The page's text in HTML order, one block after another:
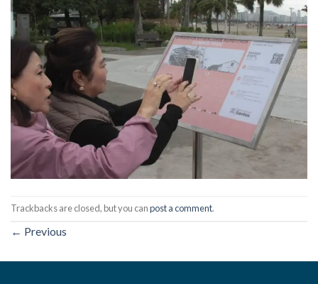
Trackbacks are closed, but you canpost a comment.
← Previous